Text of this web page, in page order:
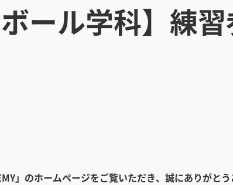
ボール学科】練
」のホームページをご覧いただき、誠にありがと